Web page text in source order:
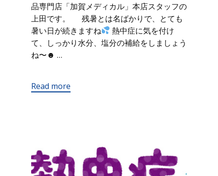
品専門店「加賀メディカル」本店スタッフの
上田です。 残暑とは名ばかりで、とても
暑い日が続きますね
熱中症に気を付け
て、しっかり水分、塩分の補給をしましょう
ね〜☻ …
Read more